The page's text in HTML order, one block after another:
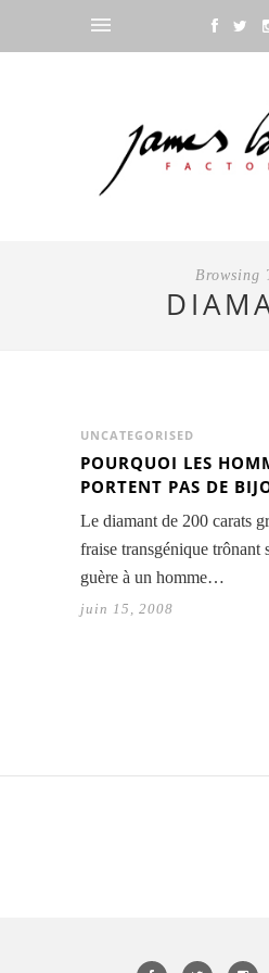
Browsing
UNCATEGORISED
POURQUOI LES
PORTENT PAS DE
Le diamant de 200 carats
fraise transgénique trônant
guère à un homme…
juin 15, 2008